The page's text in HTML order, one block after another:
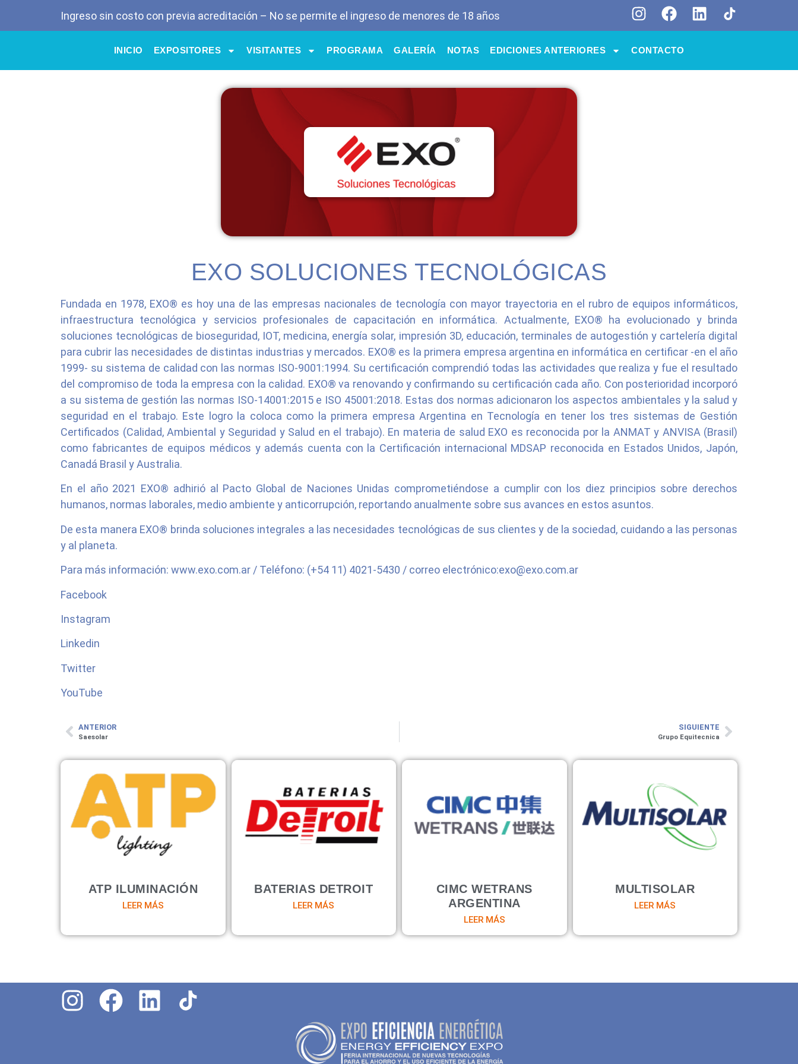
Ingreso sin costo con previa acreditación – No se permite el ingreso de menores de 18 años
INICIO EXPOSITORES VISITANTES PROGRAMA GALERÍA NOTAS EDICIONES ANTERIORES CONTACTO
EXO SOLUCIONES TECNOLÓGICAS
Fundada en 1978, EXO® es hoy una de las empresas nacionales de tecnología con mayor trayectoria en el rubro de equipos informáticos,
infraestructura tecnológica y servicios profesionales de capacitación en informática. Actualmente, EXO® ha evolucionado y brinda
soluciones tecnológicas de bioseguridad, IOT, medicina, energía solar, impresión 3D, educación, terminales de autogestión y cartelería digital
para cubrir las necesidades de distintas industrias y mercados. EXO® es la primera empresa argentina en informática en certificar -en el año
1999- su sistema de calidad con las normas ISO-9001:1994. Su certificación comprendió todas las actividades que realiza y fue el resultado
del compromiso de toda la empresa con la calidad. EXO® va renovando y confirmando su certificación cada año. Con posterioridad incorporó
a su sistema de gestión las normas ISO-14001:2015 e ISO 45001:2018. Estas dos normas adicionaron los aspectos ambientales y la salud y
seguridad en el trabajo. Este logro la coloca como la primera empresa Argentina en Tecnología en tener los tres sistemas de Gestión
Certificados (Calidad, Ambiental y Seguridad y Salud en el trabajo). En materia de salud EXO es reconocida por la ANMAT y ANVISA (Brasil)
como fabricantes de equipos médicos y además cuenta con la Certificación internacional MDSAP reconocida en Estados Unidos, Japón,
Canadá Brasil y Australia.
En el año 2021 EXO® adhirió al Pacto Global de Naciones Unidas comprometiéndose a cumplir con los diez principios sobre derechos
humanos, normas laborales, medio ambiente y anticorrupción, reportando anualmente sobre sus avances en estos asuntos.
De esta manera EXO® brinda soluciones integrales a las necesidades tecnológicas de sus clientes y de la sociedad, cuidando a las personas
y al planeta.
Para más información: www.exo.com.ar / Teléfono: (+54 11) 4021-5430 / correo electrónico:exo@exo.com.ar
Facebook
Instagram
Linkedin
Twitter
YouTube
ANTERIOR
Saesolar
SIGUIENTE
Grupo Equitecnica
ATP ILUMINACIÓN
LEER MÁS
BATERIAS DETROIT
LEER MÁS
CIMC WETRANS
ARGENTINA
LEER MÁS
MULTISOLAR
LEER MÁS